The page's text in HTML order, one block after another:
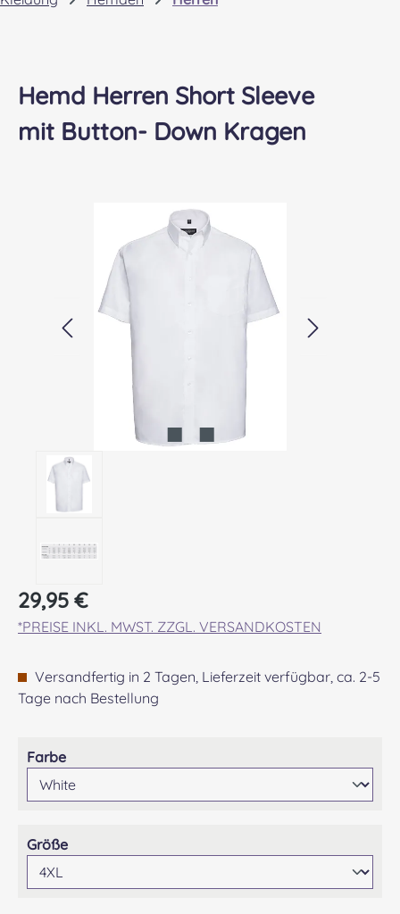
Hemd Herren Short Sleeve
mit Button- Down Kragen
Bildergalerie überspringen
Regulärer Preis:
29,95 €
*PREISE INKL. MWST. ZZGL. VERSANDKOSTEN
Versandfertig in 2 Tagen, Lieferzeit verfügbar, ca. 2-5
Tage nach Bestellung
Farbeauswählen
Größeauswählen